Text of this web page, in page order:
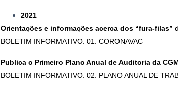
2021
Orientações e informações acerca dos “fura-filas”
BOLETIM INFORMATIVO. 01. CORONAVAC
Publica o Primeiro Plano Anual de Auditoria da
BOLETIM INFORMATIVO. 02. PLANO ANUAL DE